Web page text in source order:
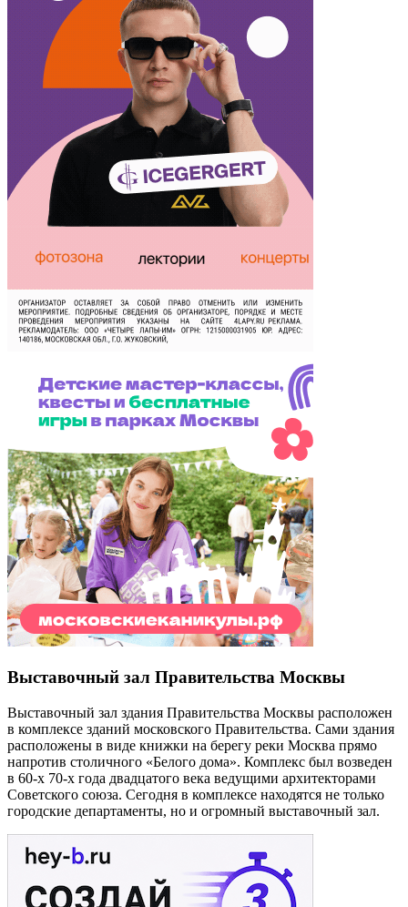
Выставочный зал Правительства Москвы
Выставочный зал здания Правительства Москвы расположен
в комплексе зданий московского Правительства. Сами здания
расположены в виде книжки на берегу реки Москва прямо
напротив столичного «Белого дома». Комплекс был возведен
в 60-х 70-х года двадцатого века ведущими архитекторами
Советского союза. Сегодня в комплексе находятся не только
городские департаменты, но и огромный выставочный зал.